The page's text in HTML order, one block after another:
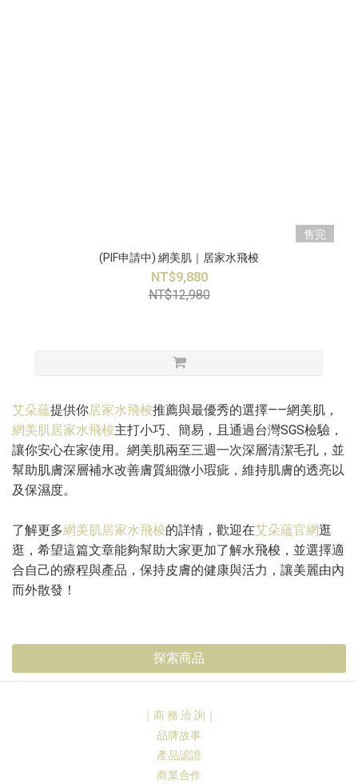
售完
(PIF申請中) 網美肌｜居家水飛梭
NT$9,880
NT$12,980
艾朵蘊提供你居家水飛梭推薦與最優秀的選擇——網美肌，
網美肌居家水飛梭主打小巧、簡易，且通過台灣SGS檢驗，
讓你安心在家使用。網美肌兩至三週一次深層清潔毛孔，並
幫助肌膚深層補水改善膚質細微小瑕疵，維持肌膚的透亮以
及保濕度。
了解更多網美肌居家水飛梭的詳情，歡迎在艾朵蘊官網逛
逛，希望這篇文章能夠幫助大家更加了解水飛梭，並選擇適
合自己的療程與產品，保持皮膚的健康與活力，讓美麗由內
而外散發！
探索商品
｜商 務 洽 詢｜
品牌故事
產品認證
商業合作